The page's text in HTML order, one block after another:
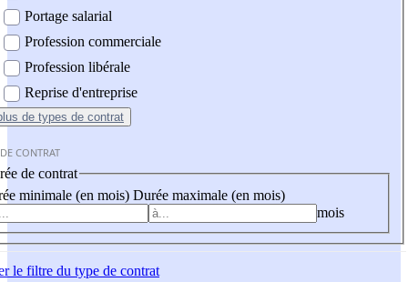
Portage salarial
Profession commerciale
Profession libérale
Reprise d'entreprise
de types de contrat
CONTRAT
de contrat
minimale (en mois) Durée maximale (en mois)
mois
le filtre du type de contrat